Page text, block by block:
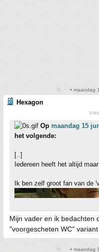
• maandag
Hexagon
Op maandag 15
het volgende:
[..]
Iedereen heeft het altijd
Ik ben zelf groot fan van de
Mijn vader en ik bedachten
"voorgescheten WC" variant
• maandag